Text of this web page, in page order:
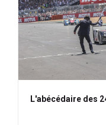
L'abécédaire des